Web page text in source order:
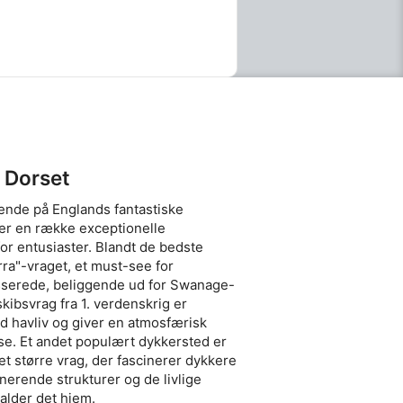
så du nemt kan
derhjemme, før du
og
specifikt til din
Et officielt SSI Try
direkte til din
af træning:
og logistik: Denne
rejseplan fredag
anlægget præcis 15
for åbning af poolen
materialer og gå til
ved poolen med
bruger en hel time på
overfladen, og
af udstyret og digital
Vi opretholder
på Englands fantastiske
en række exceptionelle
entusiaster. Blandt de bedste
vraget, et must-see for
beliggende ud for Swanage-
fra 1. verdenskrig er
havliv og giver en atmosfærisk
Et andet populært dykkersted er
større vrag, der fascinerer dykkere
strukturer og de livlige
det hjem.